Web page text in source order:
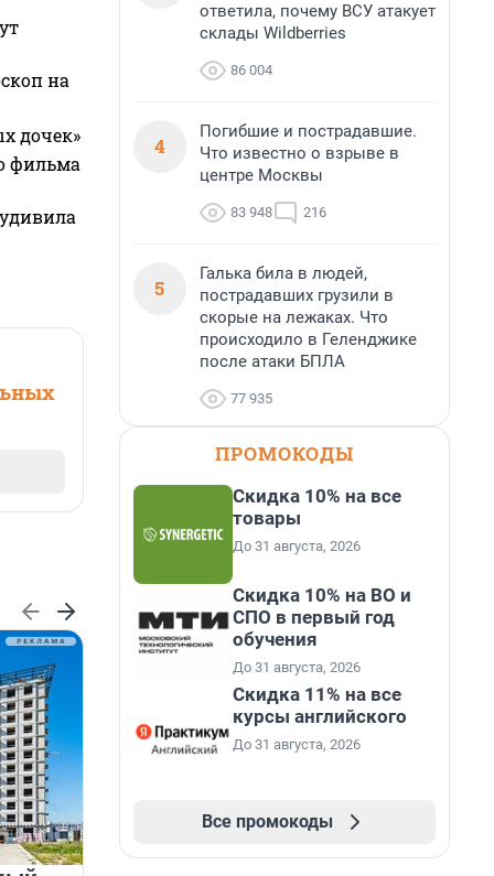
на
дочек»
фильма
ответила, почему ВСУ атакует
склады Wildberries
86 004
4
Погибшие и пострадавшие.
Что известно о взрыве в
центре Москвы
83 948 216
5
Галька била в людей,
пострадавших грузили в
скорые на лежаках. Что
происходило в Геленджике
после атаки БПЛА
77 935
ПРОМОКОДЫ
Скидка 10% на все
товары
До 31 августа, 2026
Скидка 10% на ВО и
СПО в первый год
обучения
До 31 августа, 2026
Скидка 11% на все
курсы английского
До 31 августа, 2026
Все промокоды